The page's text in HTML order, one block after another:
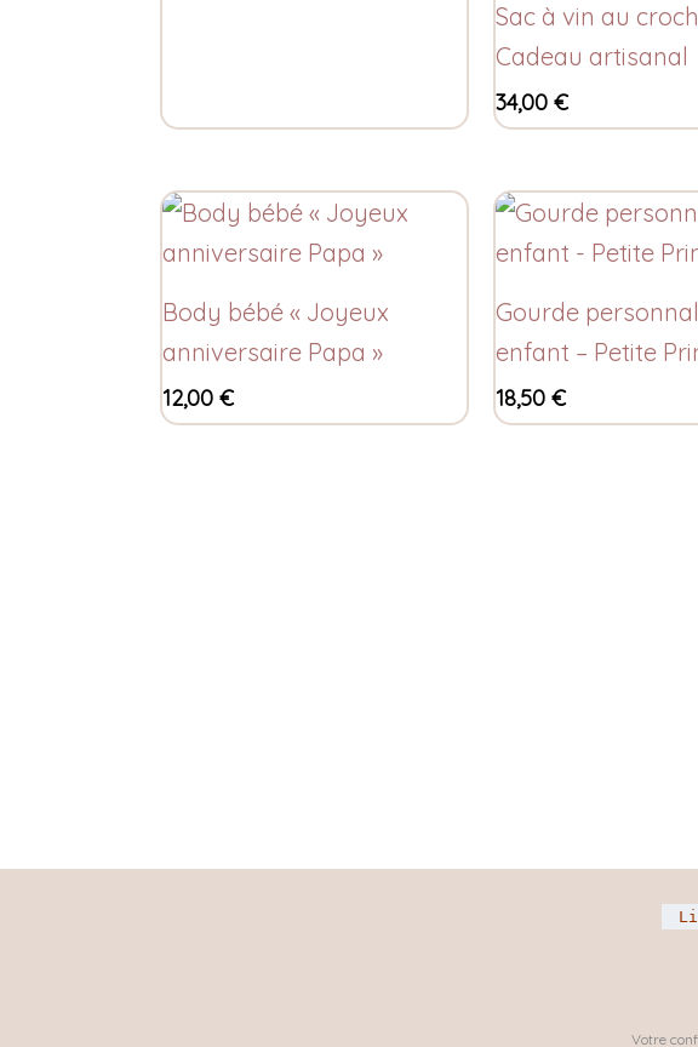
Sac à vin au
Cadeau artisanal
34,00 €
Body bébé « Joyeux
anniversaire Papa »
12,00 €
Gourde
enfant – Petite
18,50 €
Votre